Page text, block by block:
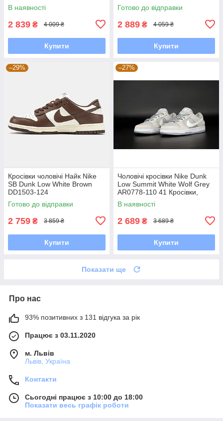
В наявності
2 839 ₴ 4 009 ₴
Купити
Готово до відправки
2 889 ₴ 4 059 ₴
Купити
–29%
Кросівки чоловічі Найк Nike
SB Dunk Low White Brown
DD1503-124
Готово до відправки
2 759 ₴ 3 859 ₴
Купити
–27%
Чоловічі кросівки Nike Dunk
Low Summit White Wolf Grey
AR0778-110 41 Кросівки,
Текстильна, Шнурівка, Товста
підошва, Замша,
В наявності
2 689 ₴ 3 689 ₴
Купити
Показати ще
Про нас
93% позитивних з 131 відгука за рік
Працює з 03.11.2020
м. Львів
Львів, Україна
Контакти
Сьогодні працює з 10:00 до 18:00
Показати весь графік роботи